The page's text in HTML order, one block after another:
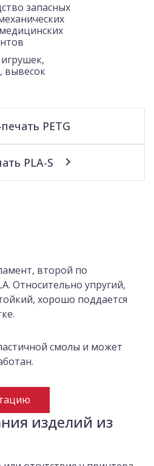
запасных
вывесок
PETG
PLA-S
второй по
Относительно упругий,
хорошо поддается
смолы и может
изделий из